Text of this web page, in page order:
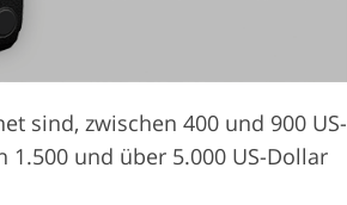
sind, zwischen 400 und 900 US-
und über 5.000 US-Dollar